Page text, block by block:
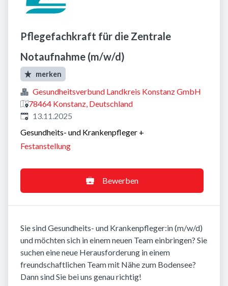
Pflegefachkraft für die Zentrale
Notaufnahme (m/w/d)
merken
Gesundheitsverbund Landkreis Konstanz GmbH
78464 Konstanz, Deutschland
Veröffentlicht:
13.11.2025
Gesundheits- und Krankenpfleger +
Festanstellung
Bewerben
Sie sind Gesundheits- und Krankenpfleger:in (m/w/d)
und möchten sich in einem neuen Team einbringen? Sie
suchen eine neue Herausforderung in einem
freundschaftlichen Team mit Nähe zum Bodensee?
Dann sind Sie bei uns genau richtig!